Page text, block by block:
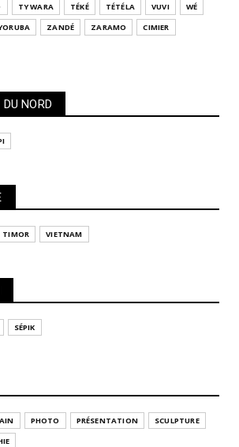
TY WARA TÉKÉ TÉTÉLA VUVI
WÉ
ZANDÉ ZARAMO
CIMIER
NORD
TIMOR VIETNAM
SÉPIK
PHOTO PRÉSENTATION
SCULPTURE